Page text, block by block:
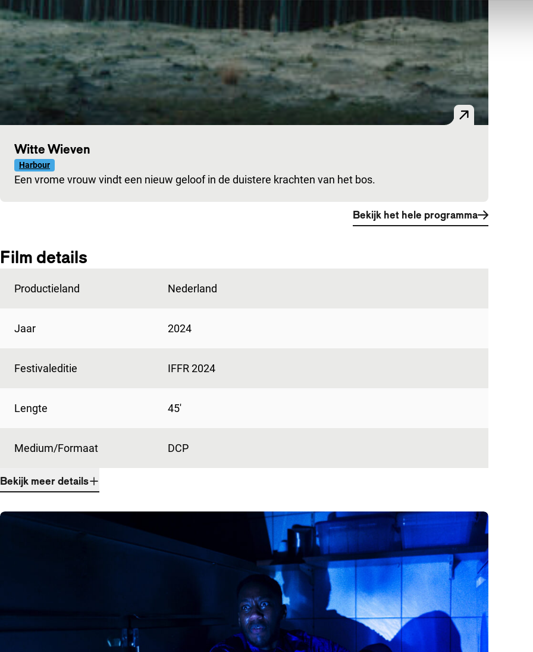
Witte Wieven
Harbour
Een vrome vrouw vindt een nieuw geloof in de duistere krachten van het bos.
Bekijk het hele programma
Film details
Productieland Nederland
Jaar 2024
Festivaleditie IFFR 2024
Lengte 45'
Medium/Formaat DCP
Bekijk meer details